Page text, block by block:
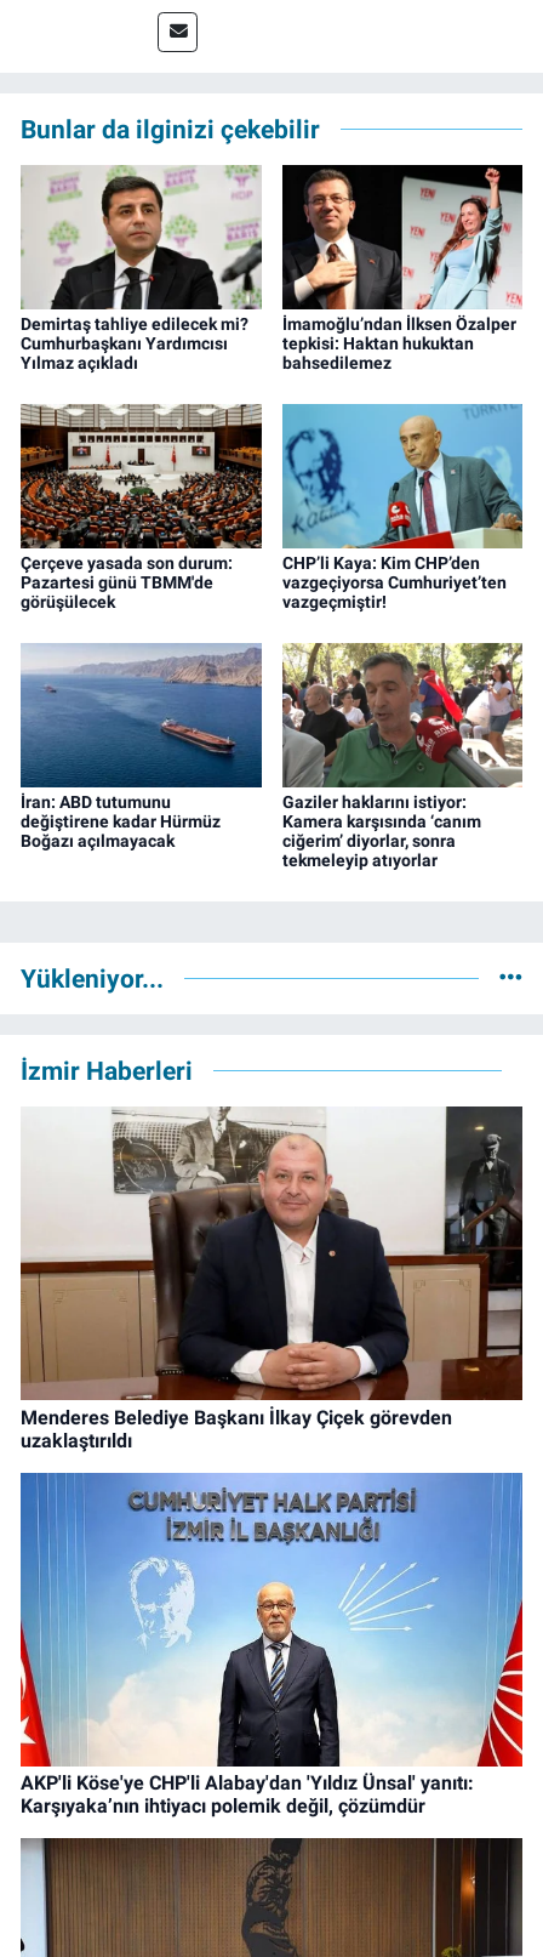
müdürü olarak devam ediyor.
Bunlar da ilginizi çekebilir
Demirtaş tahliye edilecek mi?
Cumhurbaşkanı Yardımcısı
Yılmaz açıkladı
İmamoğlu’ndan İlksen Özalper
tepkisi: Haktan hukuktan
bahsedilemez
Çerçeve yasada son durum:
Pazartesi günü TBMM'de
görüşülecek
CHP’li Kaya: Kim CHP’den
vazgeçiyorsa Cumhuriyet’ten
vazgeçmiştir!
İran: ABD tutumunu
değiştirene kadar Hürmüz
Boğazı açılmayacak
Gaziler haklarını istiyor:
Kamera karşısında ‘canım
ciğerim’ diyorlar, sonra
tekmeleyip atıyorlar
Yükleniyor...
İzmir Haberleri
Menderes Belediye Başkanı İlkay Çiçek görevden
uzaklaştırıldı
AKP'li Köse'ye CHP'li Alabay'dan 'Yıldız Ünsal' yanıtı:
Karşıyaka’nın ihtiyacı polemik değil, çözümdür